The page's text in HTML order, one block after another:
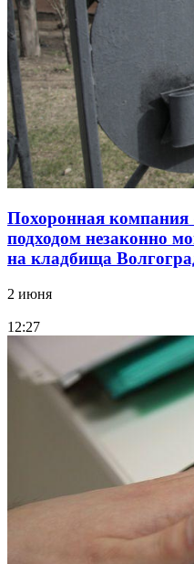
Похоронная
подходом незаконно
на кладбища
2 июня
12:27